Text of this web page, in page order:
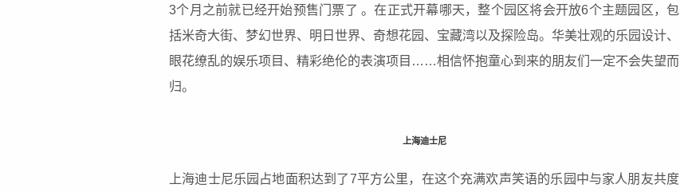
3个月之前就已经开始预售门票了 。在正式开幕哪天，整个园区将会开放6个主题园区，包
括米奇大街、梦幻世界、明日世界、奇想花园、宝藏湾以及探险岛。华美壮观的乐园设计、
眼花缭乱的娱乐项目、精彩绝伦的表演项目……相信怀抱童心到来的朋友们一定不会失望而
归。
上海迪士尼
上海迪士尼乐园占地面积达到了7平方公里，在这个充满欢声笑语的乐园中与家人朋友共度